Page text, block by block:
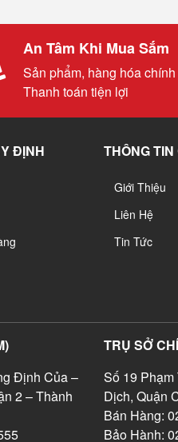
An Tâm Khi Mua Sắm
Sản phẩm, hàng hóa
Thanh toán tiện lợi
ĐỊNH THÔNG
Giới Thiệu
Liên Hệ
Tin Tức
Định Của –
2 – Thành
TRỤ SỞ
Số 19
Dịch, Quận
Bán Hàng:
Bảo Hành: